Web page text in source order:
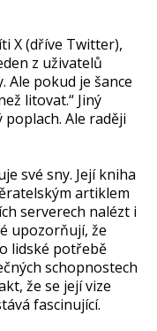
X (dříve Twitter),
z uživatelů
Ale pokud je šance
litovat.“ Jiný
poplach. Ale raději
své sny. Její kniha
artiklem
serverech nalézt i
upozorňují, že
lidské potřebě
schopnostech
že se její vize
fascinující.